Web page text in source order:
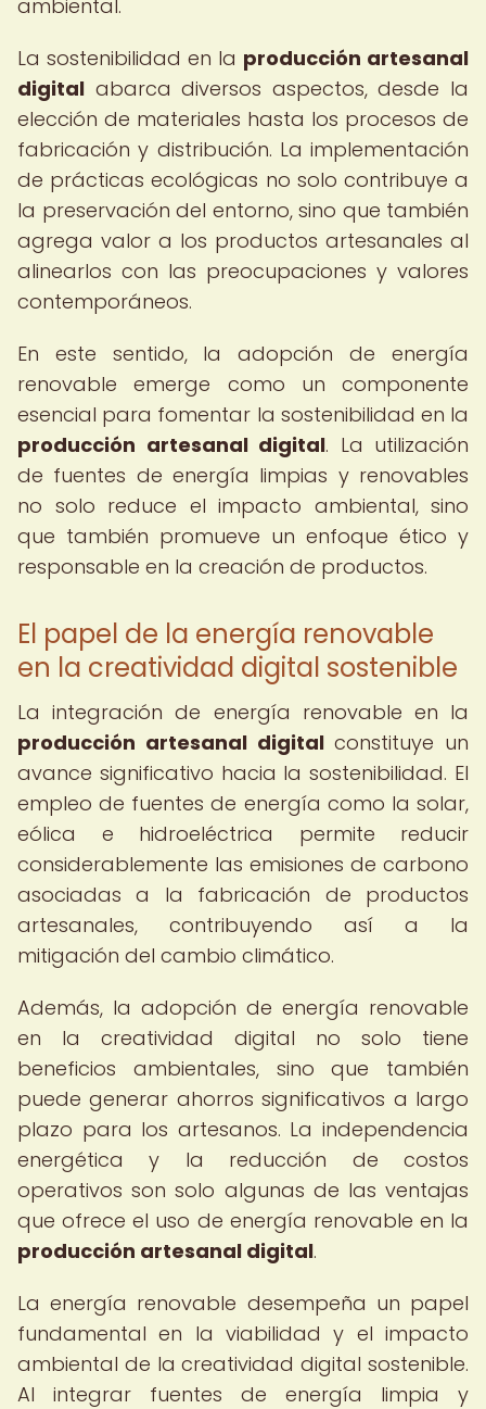
ambiental.
La sostenibilidad en la producción artesanal
digital abarca diversos aspectos, desde la
elección de materiales hasta los procesos de
fabricación y distribución. La implementación
de prácticas ecológicas no solo contribuye a
la preservación del entorno, sino que también
agrega valor a los productos artesanales al
alinearlos con las preocupaciones y valores
contemporáneos.
En este sentido, la adopción de energía
renovable emerge como un componente
esencial para fomentar la sostenibilidad en la
producción artesanal digital. La utilización
de fuentes de energía limpias y renovables
no solo reduce el impacto ambiental, sino
que también promueve un enfoque ético y
responsable en la creación de productos.
El papel de la energía renovable
en la creatividad digital sostenible
La integración de energía renovable en la
producción artesanal digitalconstituye un
avance significativo hacia la sostenibilidad. El
empleo de fuentes de energía como la solar,
eólica e hidroeléctrica permite reducir
considerablemente las emisiones de carbono
asociadas a la fabricación de productos
artesanales, contribuyendo así a la
mitigación del cambio climático.
Además, la adopción de energía renovable
en la creatividad digital no solo tiene
beneficios ambientales, sino que también
puede generar ahorros significativos a largo
plazo para los artesanos. La independencia
energética y la reducción de costos
operativos son solo algunas de las ventajas
que ofrece el uso de energía renovable en la
producción artesanal digital.
La energía renovable desempeña un papel
fundamental en la viabilidad y el impacto
ambiental de la creatividad digital sostenible.
Al integrar fuentes de energía limpia y